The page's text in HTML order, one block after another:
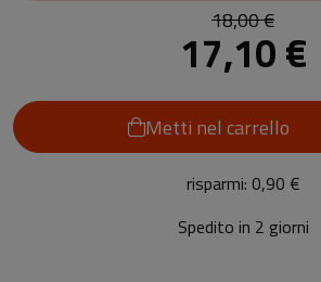
18,00 €
17,10 €
Metti nel carrello
risparmi: 0,90 €
Spedito in 2 giorni